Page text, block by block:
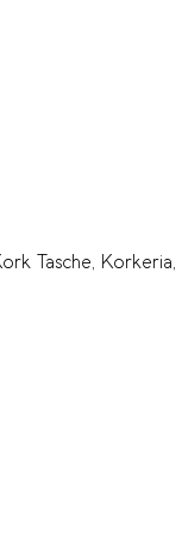
Tasche, Korkeria,